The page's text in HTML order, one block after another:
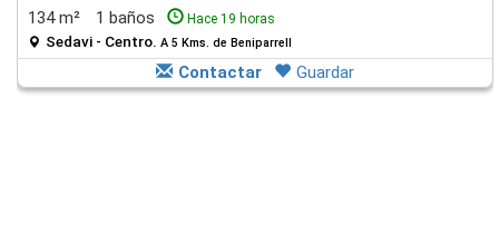
134 m² 1 baños Hace 19 horas
Sedavi - Centro. A 5 Kms. de Beniparrell
Contactar Guardar